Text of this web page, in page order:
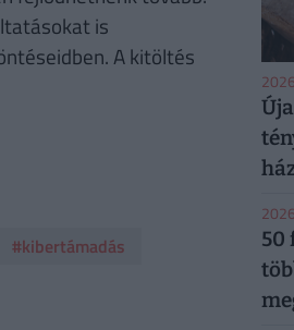
is
A kitöltés
#kibertámadás
50